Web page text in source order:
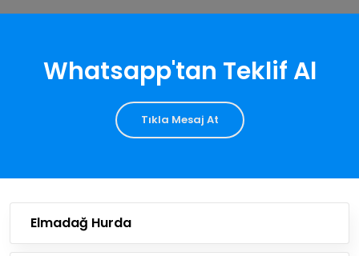
Whatsapp'tan Teklif Al
Tıkla Mesaj At
Elmadağ Hurda